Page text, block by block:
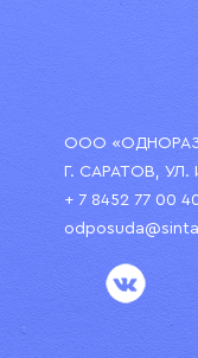
ООО
Г. САРАТОВ,
+ 7 8452 77 00